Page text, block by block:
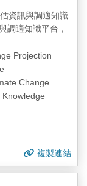
資訊與調適知識
調適知識平台，
Projection
Change
複製連結